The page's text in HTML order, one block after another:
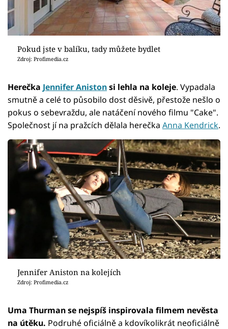
Pokud jste v balíku, tady můžete bydlet
Zdroj: Profimedia.cz
Herečka Jennifer Anistonsi lehla na koleje. Vypadala
smutně a celé to působilo dost děsivě, přestože nešlo o
pokus o sebevraždu, ale natáčení nového filmu "Cake".
Společnost jí na pražcích dělala herečka Anna Kendrick.
Jennifer Aniston na kolejích
Zdroj: Profimedia.cz
Uma Thurman se nejspíš inspirovala filmem nevěsta
na útěku. Podruhé oficiálně a kdovíkolikrát neoficiálně